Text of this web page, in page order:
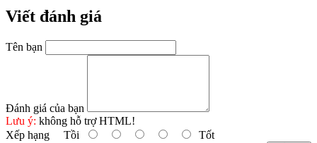
Viết đánh giá
Tên bạn
Đánh giá của bạn
Lưu ý: không hỗ trợ HTML!
Xếp hạng Tồi Tốt